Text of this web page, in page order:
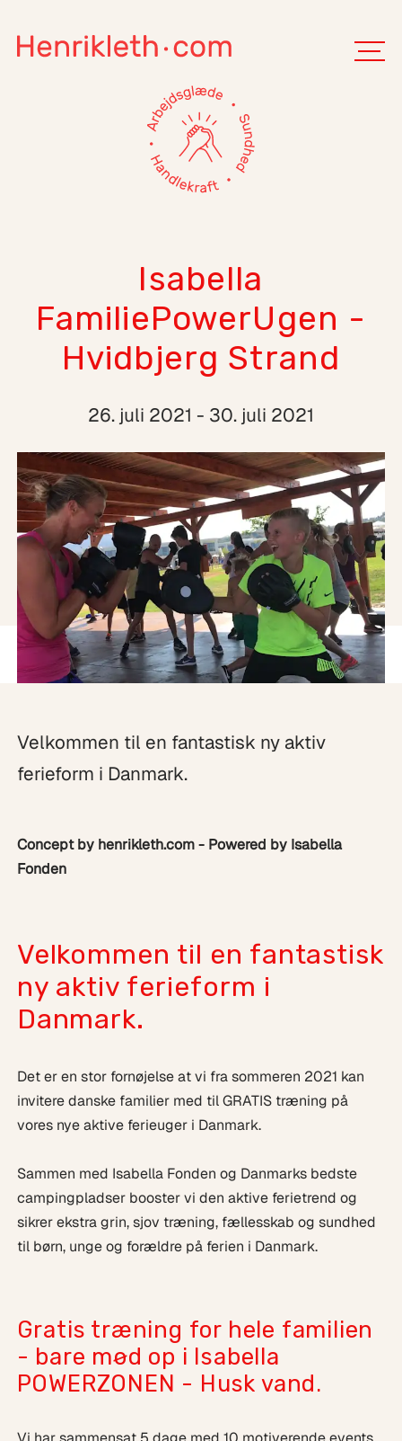
Isabella
FamiliePowerUgen -
Hvidbjerg Strand
26. juli 2021 - 30. juli 2021
Velkommen til en fantastisk ny aktiv
ferieform i Danmark.
Concept by henrikleth.com - Powered by Isabella
Fonden
Velkommen til en fantastisk
ny aktiv ferieform i
Danmark.
Det er en stor fornøjelse at vi fra sommeren 2021 kan
invitere danske familier med til GRATIS træning på
vores nye aktive ferieuger i Danmark.
Sammen med Isabella Fonden og Danmarks bedste
campingpladser booster vi den aktive ferietrend og
sikrer ekstra grin, sjov træning, fællesskab og sundhed
til børn, unge og forældre på ferien i Danmark.
Gratis træning for hele familien
- bare mød op i Isabella
POWERZONEN - Husk vand.